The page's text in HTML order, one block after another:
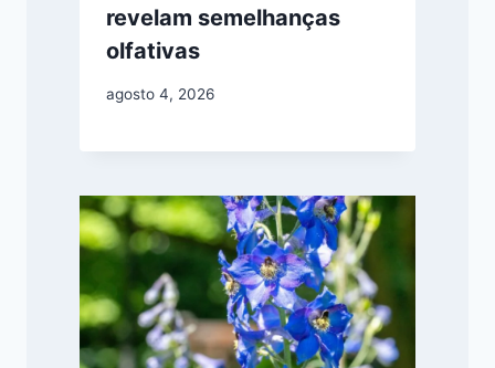
revelam semelhanças
olfativas
agosto 4, 2026